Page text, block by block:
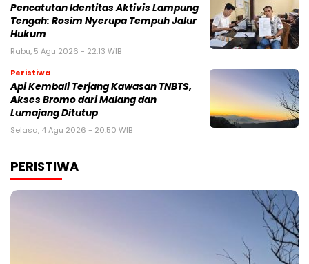
Pencatutan Identitas Aktivis Lampung
Tengah: Rosim Nyerupa Tempuh Jalur
Hukum
Rabu, 5 Agu 2026 - 22:13 WIB
Peristiwa
Api Kembali Terjang Kawasan TNBTS,
Akses Bromo dari Malang dan
Lumajang Ditutup
Selasa, 4 Agu 2026 - 20:50 WIB
PERISTIWA